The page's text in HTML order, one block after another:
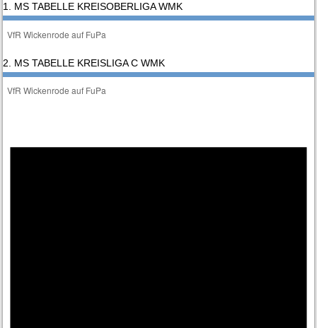
1. MS TABELLE KREISOBERLIGA WMK
VfR Wickenrode auf FuPa
2. MS TABELLE KREISLIGA C WMK
VfR Wickenrode auf FuPa